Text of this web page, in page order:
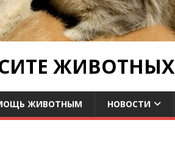
ЖИВОТНЫХ
ЖИВОТНЫМ НОВОСТИ